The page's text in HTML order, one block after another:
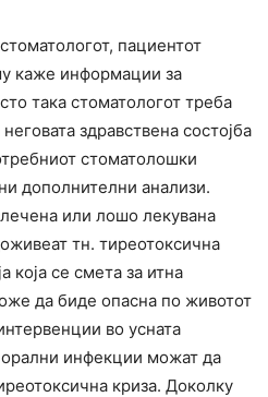
пациентот
каже информации за
така стоматологот треба
здравствена состојба
стоматолошки
дополнителни анализи.
или лошо лекувана
тн. тиреотоксична
која се смета за итна
да биде опасна по животот
во усната
инфекции можат да
криза. Доколку